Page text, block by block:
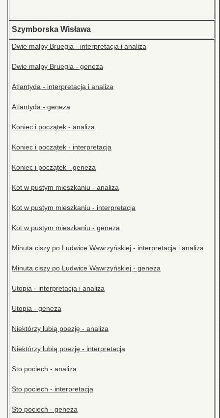
Szymborska Wisława
Dwie małpy Bruegla - interpretacja i analiza
Dwie małpy Bruegla - geneza
Atlantyda - interpretacja i analiza
Atlantyda - geneza
Koniec i początek - analiza
Koniec i początek - interpretacja
Koniec i początek - geneza
Kot w pustym mieszkaniu - analiza
Kot w pustym mieszkaniu - interpretacja
Kot w pustym mieszkaniu - geneza
Minuta ciszy po Ludwice Wawrzyńskiej - interpretacja i analiza
Minuta ciszy po Ludwice Wawrzyńskiej - geneza
Utopia - interpretacja i analiza
Utopia - geneza
Niektórzy lubią poezję - analiza
Niektórzy lubią poezję - interpretacja
Sto pociech - analiza
Sto pociech - interpretacja
Sto pociech - geneza